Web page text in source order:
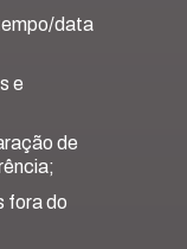
data
e
de
fora do